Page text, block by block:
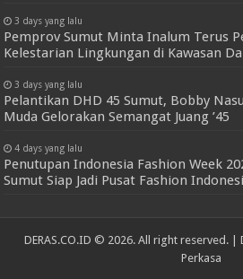
3 days yang lalu
Pemprov Sumut Minta Inalum Terus
Kelestarian Lingkungan di Kawasan
3 days yang lalu
Pelantikan DHD 45 Sumut, Bobby
Muda Gelorakan Semangat Juang ’45
4 days yang lalu
Penutupan Indonesia Fashion Week
Sumut Siap Jadi Pusat Fashion
DERAS.CO.ID © 2026. All right reserved. |
Perkasa